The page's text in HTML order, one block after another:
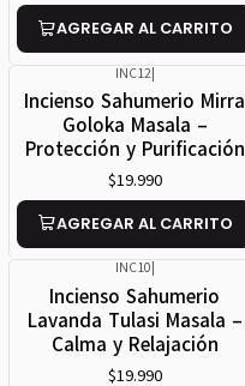
AGREGAR AL CARRITO
INC12|
Incienso Sahumerio Mirra
Goloka Masala –
Protección y Purificación
$19.990
AGREGAR AL CARRITO
INC10
Incienso Sahumerio
Lavanda Tulasi Masala –
Calma y Relajación
$19.990